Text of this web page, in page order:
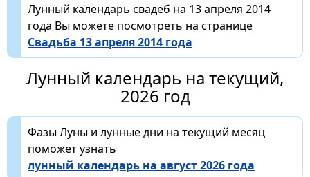
Лунный календарь свадеб на 13 апреля 2014
года Вы можете посмотреть на странице
Свадьба 13 апреля 2014 года
Лунный календарь на текущий,
2026 год
Фазы Луны и лунные дни на текущий месяц
поможет узнать
лунный календарь на август 2026 года